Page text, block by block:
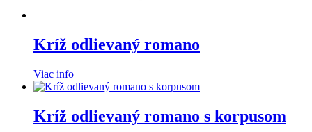
Kríž odlievaný romano
Viac info
Kríž odlievaný romano s korpusom